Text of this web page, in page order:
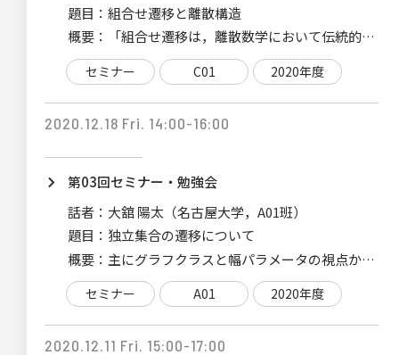
題目：組合せ遷移と離散構造
概要：
「組合せ遷移は，離散数学において伝統的に
セミナー C01 2020年度
2020.12.18 Fri. 14:00-16:00
第03回セミナー・勉強会
話者： 大舘 陽太（名古屋大学，A01班）
題目： 独立集合の遷移について
概要： 主にグラフクラスと幅パラメータの視点から，
セミナー A01 2020年度
2020.12.11 Fri. 15:00-17:00